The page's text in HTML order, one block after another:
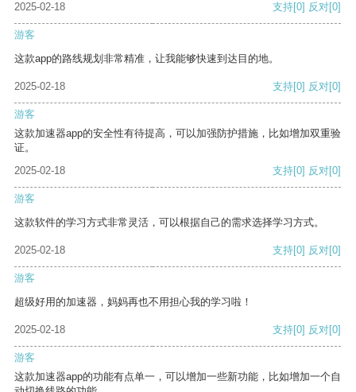
2025-02-18 支持[0] 反对[0]
游客
这款app的路线规划非常精准，让我能够快速到达目的地。
2025-02-18 支持[0] 反对[0]
游客
这款加速器app的安全性有待提高，可以加强防护措施，比如增加双重验
证。
2025-02-18
支持[0] 反对[0]
游客
这款软件的学习方式非常灵活，可以根据自己的需求选择学习方式。
2025-02-18 支持[0] 反对[0]
游客
超级好用的加速器，妈妈再也不用担心我的学习啦！
2025-02-18 支持[0] 反对[0]
游客
这款加速器app的功能有点单一，可以增加一些新功能，比如增加一个自